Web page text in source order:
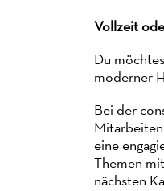
Vollzeit
Du
moderner
Bei der
eine
Themen
nächsten